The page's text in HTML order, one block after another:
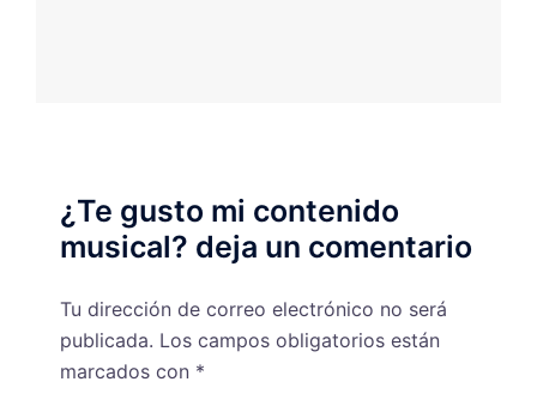
¿Te gusto mi contenido
musical? deja un comentario
Tu dirección de correo electrónico no será
publicada. Los campos obligatorios están
marcados con *